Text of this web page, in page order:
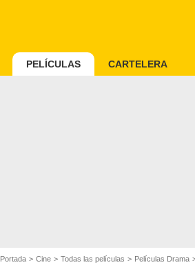
PELÍCULAS CARTELERA
Portada Cine Todas las películas Películas Drama